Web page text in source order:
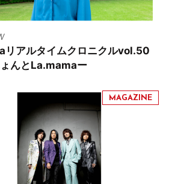
リアルタイムクロニクルvol.50
んとLa.mamaー